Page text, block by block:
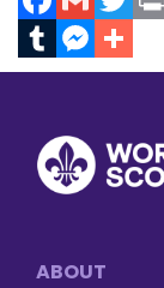
Facebook
GmailTwitter
TumblrMessenger
Footer
ABOUT